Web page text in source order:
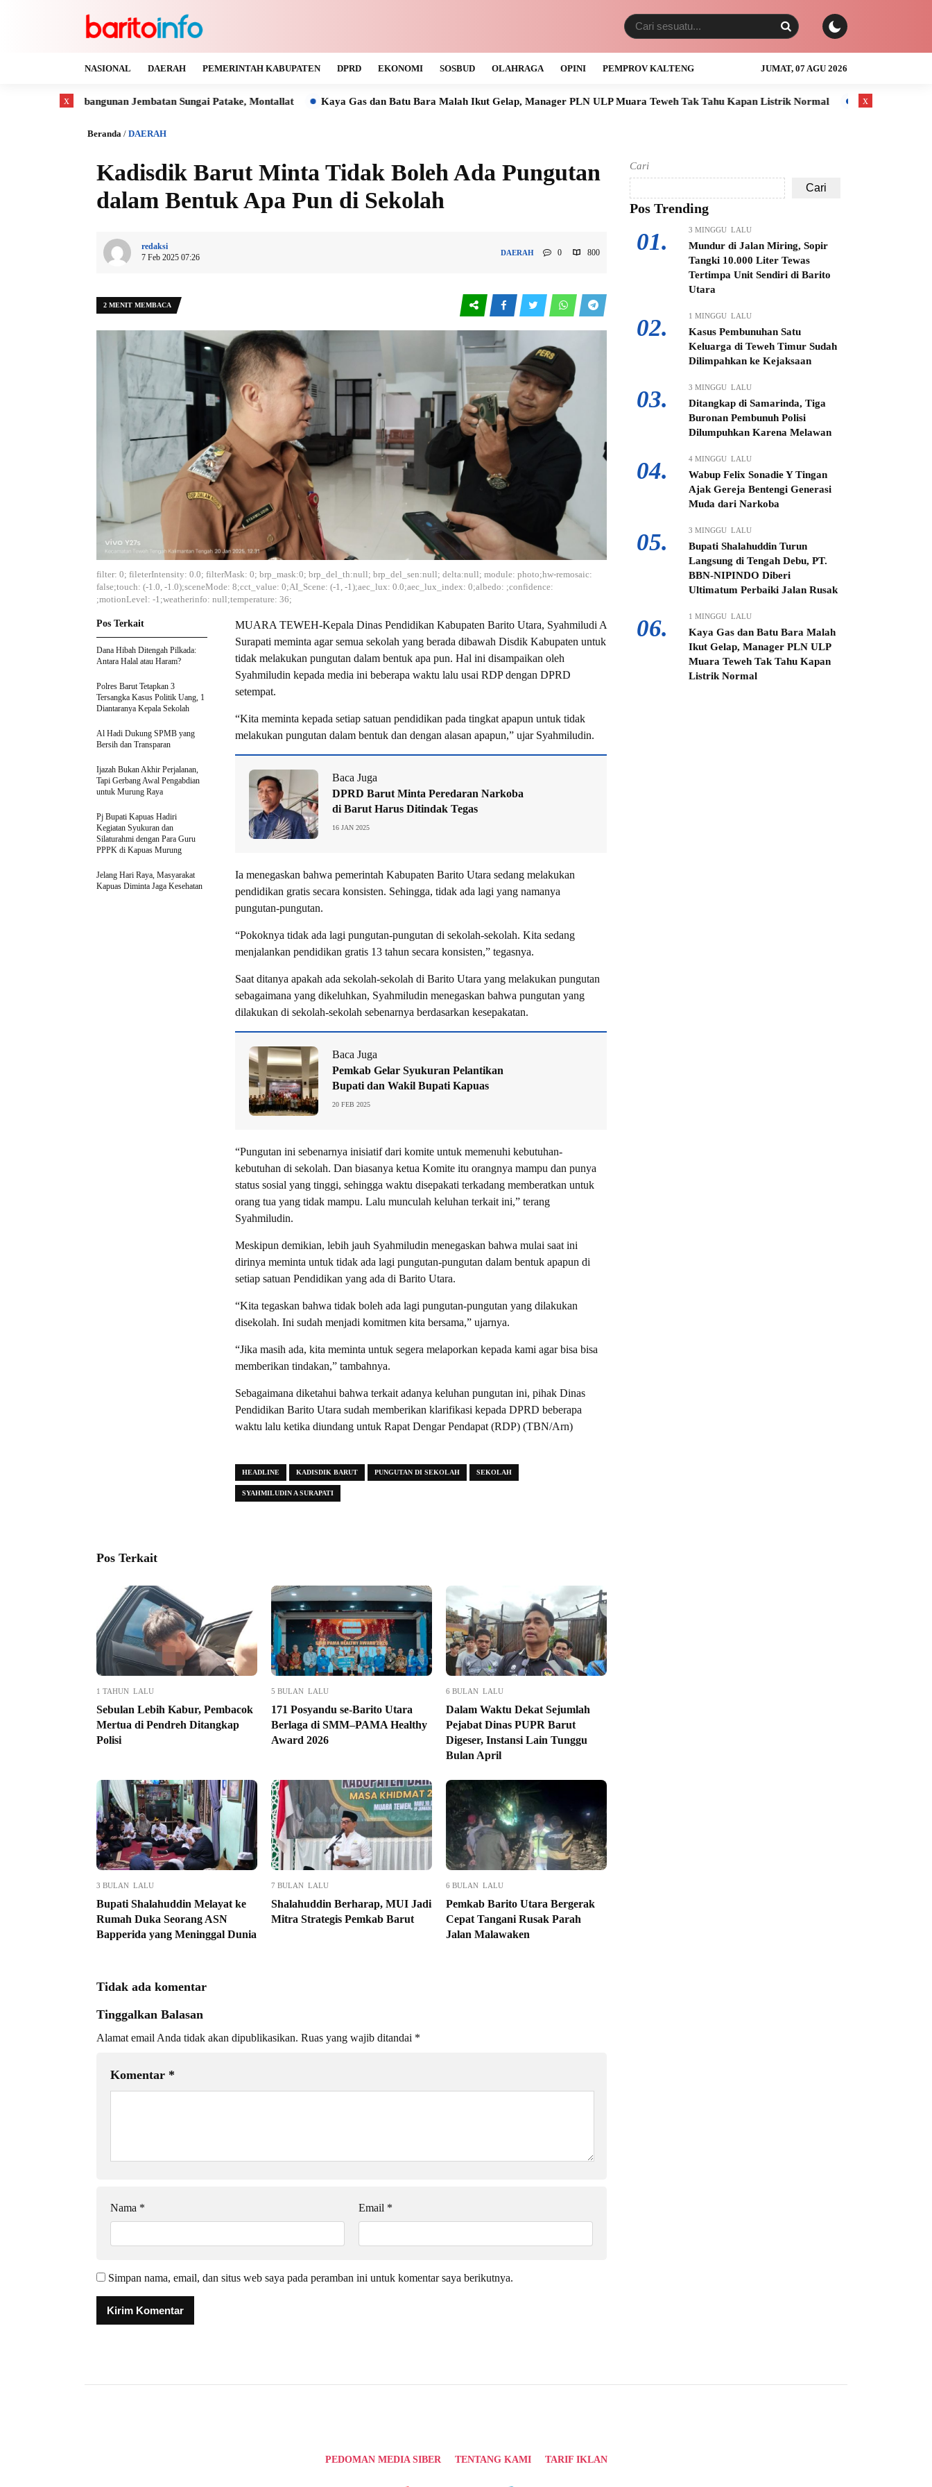
NASIONAL DAERAH PEMERINTAH KABUPATEN DPRD EKONOMI SOSBUD OLAHRAGA OPINI PEMPROV KALTENG JUMAT, 07 AGU 2026
Jembatan Sungai Patake, Montallat Kaya Gas dan Batu Bara Malah Ikut Gelap, Manager PLN ULP Muara Teweh Tak Tahu Kapan Listrik Normal Anak Usia 3 Tahun Tewas
Beranda / DAERAH
Kadisdik Barut Minta Tidak Boleh Ada Pungutan
dalam Bentuk Apa Pun di Sekolah
redaksi
7 Feb 2025 07:26
DAERAH 0 800
2 MENIT MEMBACA
filter: 0; fileterIntensity: 0.0; filterMask: 0; brp_mask:0; brp_del_th:null; brp_del_sen:null; delta:null; module: photo;hw-remosaic:
false;touch: (-1.0, -1.0);sceneMode: 8;cct_value: 0;AI_Scene: (-1, -1);aec_lux: 0.0;aec_lux_index: 0;albedo: ;confidence:
;motionLevel: -1;weatherinfo: null;temperature: 36;
MUARA TEWEH-Kepala Dinas Pendidikan Kabupaten Barito Utara, Syahmiludi A
Surapati meminta agar semua sekolah yang berada dibawah Disdik Kabupaten untuk
tidak melakukan pungutan dalam bentuk apa pun. Hal ini disampaikan oleh
Syahmiludin kepada media ini beberapa waktu lalu usai RDP dengan DPRD
setempat.
“Kita meminta kepada setiap satuan pendidikan pada tingkat apapun untuk tidak
melakukan pungutan dalam bentuk dan dengan alasan apapun,” ujar Syahmiludin.
Baca Juga
DPRD Barut Minta Peredaran Narkoba
di Barut Harus Ditindak Tegas
16 JAN 2025
Ia menegaskan bahwa pemerintah Kabupaten Barito Utara sedang melakukan
pendidikan gratis secara konsisten. Sehingga, tidak ada lagi yang namanya
pungutan-pungutan.
“Pokoknya tidak ada lagi pungutan-pungutan di sekolah-sekolah. Kita sedang
menjalankan pendidikan gratis 13 tahun secara konsisten,” tegasnya.
Saat ditanya apakah ada sekolah-sekolah di Barito Utara yang melakukan pungutan
sebagaimana yang dikeluhkan, Syahmiludin menegaskan bahwa pungutan yang
dilakukan di sekolah-sekolah sebenarnya berdasarkan kesepakatan.
Baca Juga
Pemkab Gelar Syukuran Pelantikan
Bupati dan Wakil Bupati Kapuas
20 FEB 2025
“Pungutan ini sebenarnya inisiatif dari komite untuk memenuhi kebutuhan-
kebutuhan di sekolah. Dan biasanya ketua Komite itu orangnya mampu dan punya
status sosial yang tinggi, sehingga waktu disepakati terkadang memberatkan untuk
orang tua yang tidak mampu. Lalu munculah keluhan terkait ini,” terang
Syahmiludin.
Meskipun demikian, lebih jauh Syahmiludin menegaskan bahwa mulai saat ini
dirinya meminta untuk tidak ada lagi pungutan-pungutan dalam bentuk apapun di
setiap satuan Pendidikan yang ada di Barito Utara.
“Kita tegaskan bahwa tidak boleh ada lagi pungutan-pungutan yang dilakukan
disekolah. Ini sudah menjadi komitmen kita bersama,” ujarnya.
“Jika masih ada, kita meminta untuk segera melaporkan kepada kami agar bisa bisa
memberikan tindakan,” tambahnya.
Sebagaimana diketahui bahwa terkait adanya keluhan pungutan ini, pihak Dinas
Pendidikan Barito Utara sudah memberikan klarifikasi kepada DPRD beberapa
waktu lalu ketika diundang untuk Rapat Dengar Pendapat (RDP) (TBN/Arn)
HEADLINE KADISDIK BARUT PUNGUTAN DI SEKOLAH SEKOLAH
SYAHMILUDIN A SURAPATI
Pos Terkait
Dana Hibah Ditengah Pilkada:
Antara Halal atau Haram?
Polres Barut Tetapkan 3
Tersangka Kasus Politik Uang, 1
Diantaranya Kepala Sekolah
Al Hadi Dukung SPMB yang
Bersih dan Transparan
Ijazah Bukan Akhir Perjalanan,
Tapi Gerbang Awal Pengabdian
untuk Murung Raya
Pj Bupati Kapuas Hadiri
Kegiatan Syukuran dan
Silaturahmi dengan Para Guru
PPPK di Kapuas Murung
Jelang Hari Raya, Masyarakat
Kapuas Diminta Jaga Kesehatan
Pos Terkait
1 TAHUN LALU
Sebulan Lebih Kabur, Pembacok
Mertua di Pendreh Ditangkap
Polisi
5 BULAN LALU
171 Posyandu se-Barito Utara
Berlaga di SMM–PAMA Healthy
Award 2026
6 BULAN LALU
Dalam Waktu Dekat Sejumlah
Pejabat Dinas PUPR Barut
Digeser, Instansi Lain Tunggu
Bulan April
3 BULAN LALU
Bupati Shalahuddin Melayat ke
Rumah Duka Seorang ASN
Bapperida yang Meninggal Dunia
7 BULAN LALU
Shalahuddin Berharap, MUI Jadi
Mitra Strategis Pemkab Barut
6 BULAN LALU
Pemkab Barito Utara Bergerak
Cepat Tangani Rusak Parah
Jalan Malawaken
Tidak ada komentar
Tinggalkan Balasan
Alamat email Anda tidak akan dipublikasikan. Ruas yang wajib ditandai *
Komentar *
Nama * Email *
Simpan nama, email, dan situs web saya pada peramban ini untuk komentar saya berikutnya.
Cari
Cari
Pos Trending
01. 3 MINGGU LALU
Mundur di Jalan Miring, Sopir
Tangki 10.000 Liter Tewas
Tertimpa Unit Sendiri di Barito
Utara
02. 1 MINGGU LALU
Kasus Pembunuhan Satu
Keluarga di Teweh Timur Sudah
Dilimpahkan ke Kejaksaan
03. 3 MINGGU LALU
Ditangkap di Samarinda, Tiga
Buronan Pembunuh Polisi
Dilumpuhkan Karena Melawan
04. 4 MINGGU LALU
Wabup Felix Sonadie Y Tingan
Ajak Gereja Bentengi Generasi
Muda dari Narkoba
05. 3 MINGGU LALU
Bupati Shalahuddin Turun
Langsung di Tengah Debu, PT.
BBN-NIPINDO Diberi
Ultimatum Perbaiki Jalan Rusak
06. 1 MINGGU LALU
Kaya Gas dan Batu Bara Malah
Ikut Gelap, Manager PLN ULP
Muara Teweh Tak Tahu Kapan
Listrik Normal
x x
PEDOMAN MEDIA SIBER TENTANG KAMI TARIF IKLAN